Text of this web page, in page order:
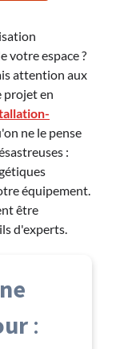
votre espace ?
attention aux
projet en
ne le pense
:
équipement.
être
d'experts.
: